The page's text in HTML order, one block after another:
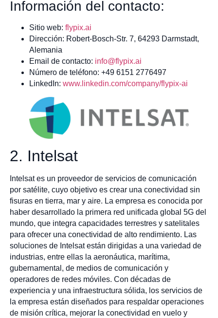
Información del contacto:
Sitio web: flypix.ai
Dirección: Robert-Bosch-Str. 7, 64293 Darmstadt,
Alemania
Email de contacto: info@flypix.ai
Número de teléfono: +49 6151 2776497
LinkedIn: www.linkedin.com/company/flypix-ai
2. Intelsat
Intelsat es un proveedor de servicios de comunicación
por satélite, cuyo objetivo es crear una conectividad sin
fisuras en tierra, mar y aire. La empresa es conocida por
haber desarrollado la primera red unificada global 5G del
mundo, que integra capacidades terrestres y satelitales
para ofrecer una conectividad de alto rendimiento. Las
soluciones de Intelsat están dirigidas a una variedad de
industrias, entre ellas la aeronáutica, marítima,
gubernamental, de medios de comunicación y
operadores de redes móviles. Con décadas de
experiencia y una infraestructura sólida, los servicios de
la empresa están diseñados para respaldar operaciones
de misión crítica, mejorar la conectividad en vuelo y